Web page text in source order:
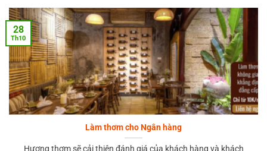
Làm thơm cho Ngân hàng
Hương thơm sẽ cải thiện đánh giá của khách hàng và khách
28
Th10